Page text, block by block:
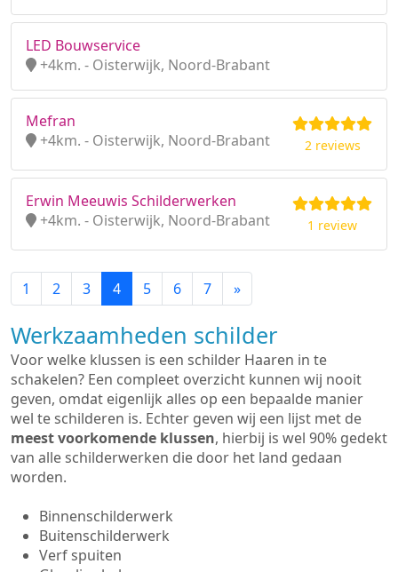
LED Bouwservice
+4km. - Oisterwijk, Noord-Brabant
Mefran
+4km. - Oisterwijk, Noord-Brabant
2 reviews
Erwin Meeuwis Schilderwerken
+4km. - Oisterwijk, Noord-Brabant
1 review
1 2 3 4 5 6 7 »
Werkzaamheden schilder
Voor welke klussen is een schilder Haaren in te
schakelen? Een compleet overzicht kunnen wij nooit
geven, omdat eigenlijk alles op een bepaalde manier
wel te schilderen is. Echter geven wij een lijst met de
meest voorkomende klussen, hierbij is wel 90% gedekt
van alle schilderwerken die door het land gedaan
worden.
Binnenschilderwerk
Buitenschilderwerk
Verf spuiten